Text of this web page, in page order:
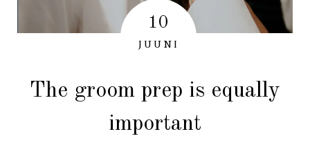
10
JUUNI
The groom prep is equally
important